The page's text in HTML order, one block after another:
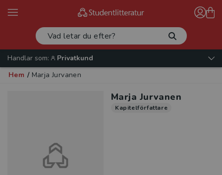
Handlar som:
Privatkund
Hem / Marja Jurvanen
Marja Jurvanen
Kapitelförfattare